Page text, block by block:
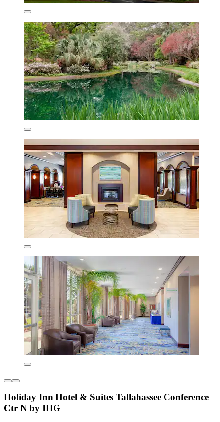
Holiday Inn Hotel & Suites Tallahassee Conference
Ctr N by IHG